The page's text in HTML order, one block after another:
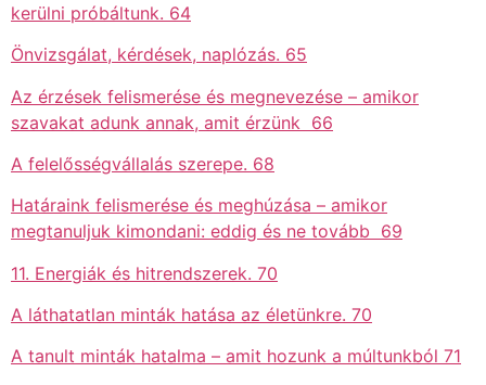
kerülni próbáltunk. 64
Önvizsgálat, kérdések, naplózás. 65
Az érzések felismerése és megnevezése – amikor
szavakat adunk annak, amit érzünk 66
A felelősségvállalás szerepe. 68
Határaink felismerése és meghúzása – amikor
megtanuljuk kimondani: eddig és ne tovább 69
11. Energiák és hitrendszerek. 70
A láthatatlan minták hatása az életünkre. 70
A tanult minták hatalma – amit hozunk a múltunkból 71